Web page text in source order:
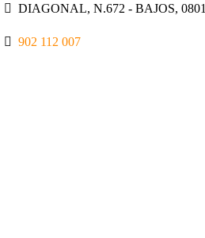
DIAGONAL, N.672 - BAJOS,
902 112 007